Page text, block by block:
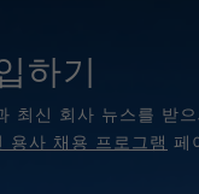
하기
최신 회사 뉴스를 받으
용사 채용 프로그램 페